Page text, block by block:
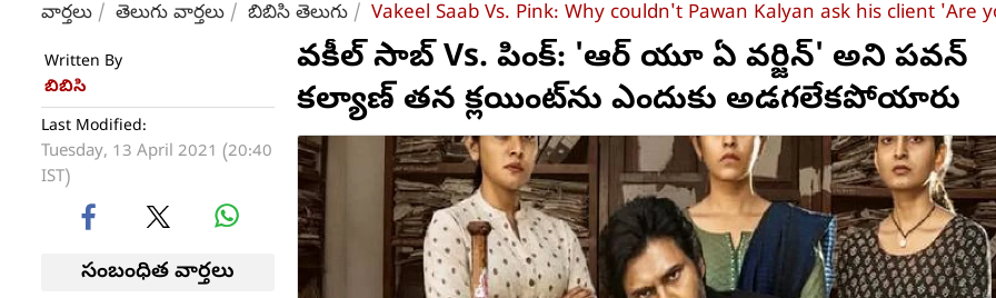
వార్తలు తెలుగు వార్తలు బిబిసి తెలుగు Vakeel Saab Vs. Pink: Why couldn't Pawan Kalyan ask his client 'Are
Written By
బిబిసి
Last Modified:
Tuesday, 13 April 2021 (20:40
IST)
సంబంధిత వార్తలు
వకీల్ సాబ్ Vs. పింక్: 'ఆర్ యూ ఏ వర్జిన్' అని పవన్
కల్యాణ్ తన క్లయింట్‌ను ఎందుకు అడగలేకపోయారు